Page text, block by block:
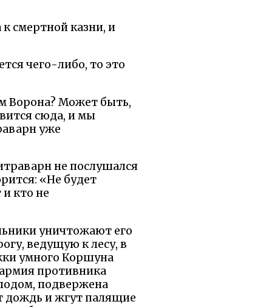
смертной казни, и
чего-либо, то это
Ворона? Может быть,
сюда, и мы
уже
не послушался
«Не будет
кто не
уничтожают его
ведущую к лесу, в
умного Коршуна
противника
подвержена
дождь и жгут палящие